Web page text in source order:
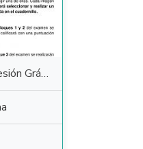
Plástica